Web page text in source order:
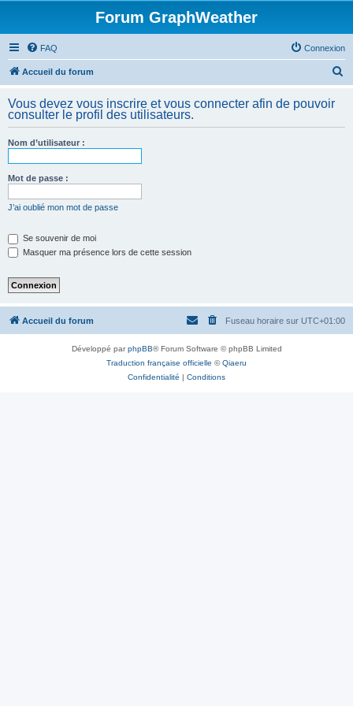
Forum GraphWeather
FAQ Connexion
Accueil du forum
h
Vous devez vous inscrire et vous connecter afin de pouvoir
consulter le profil des utilisateurs.
Nom d’utilisateur :
Mot de passe :
J’ai oublié mon mot de passe
Se souvenir de moi
Masquer ma présence lors de cette session
Accueil du forum Fuseau horaire sur UTC+01:00
Développé parphpBB® Forum Software © phpBB Limited
Traduction française officielle ©Qiaeru
Confidentialité | Conditions